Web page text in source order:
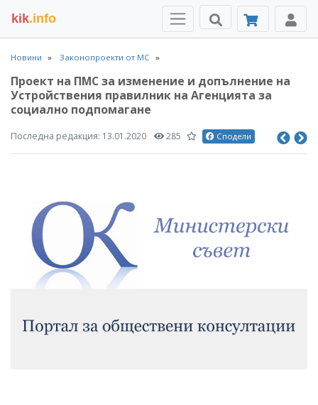
kik.info
Новини Законопроекти от МС
Проект на ПМС за изменение и допълнение на
Устройствения правилник на Агенцията за
социално подпомагане
Последна редакция: 13.01.2020 285 Сподели